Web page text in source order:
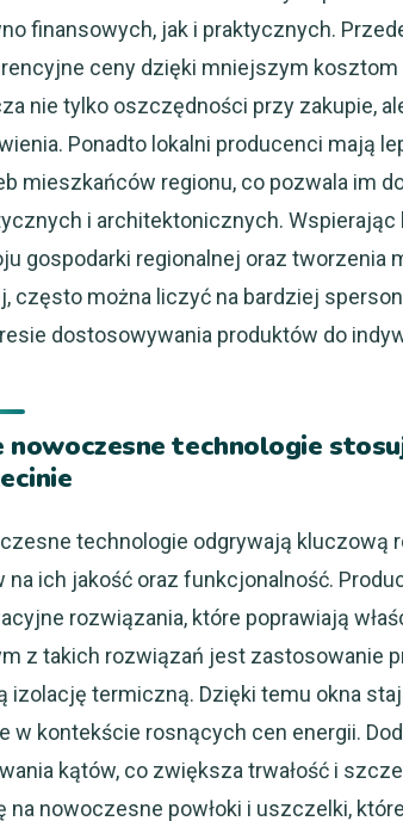
finansowych, jak i praktycznych.
ceny dzięki mniejszym
nie tylko oszczędności przy zakupie,
Ponadto lokalni producenci mają
mieszkańców regionu, co pozwala im
i architektonicznych.
gospodarki regionalnej oraz tworzenia
często można liczyć na bardziej
dostosowywania produktów do
nowoczesne technologie
technologie odgrywają kluczową
na ich jakość oraz funkcjonalność.
rozwiązania, które poprawiają
z takich rozwiązań jest zastosowanie
izolację termiczną. Dzięki temu okna
w kontekście rosnących cen energii.
kątów, co zwiększa trwałość i
na nowoczesne powłoki i uszczelki,